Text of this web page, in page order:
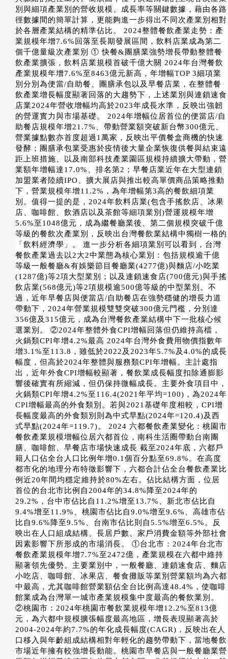
別與細項產業別的營收規模、成長率等關鍵數據，藉由各路
徑數據間的簡單計算，更能夠進一步得出不同次產業別相對
於各層產業結構的精準佔比。 2024整體餐飲產業走勢：產
業規模年增7.6%回落至長期發展區間，飲料店業成為第二
個千億量級次產業別 ① 快餐&團膳業強勢增長帶動整體餐
飲產業擴張，飲料店業規模首破千億大關 2024年台灣餐飲
產業規模年增7.6%至8463億元新高，年增幅TOP 3細項業
別分別為便當/自助餐、團膳承包以及早餐店業，在整體餐
飲產業增長幅度顯著回落的大趨勢下，上述業別與連鎖速食
店業2024年營收增幅均高於2023年成長水準，反映出強韌
的營運實力與市場基礎。 2024年增幅位居首位的便當店/自
助餐店規模年增21.7%、帶動營業額突破新台幣300億元、
營業據點數亦首度超過1萬家，反映出平價餐盒商機的快速
發酵；團膳承包業受惠於疫情後大量企業恢復供餐與結束遠
距上班措施、以及南部科技產業園區規模持續擴大帶動，營
業額年增幅達17.0%、排名第2；早餐店業近年在大型連鎖
加盟業者陸續IPO、擴大展店與推出較高單價商品策略推動
下，營業規模年增11.2%，為年增幅第3高的餐飲細項業
別。值得一提的是，2024年飲料店業(包含手搖飲店、冰果
店、咖啡館、飲酒店以及茶館等細項業別)營運規模年增
5.6%至1048億元，成為繼餐廳業後、第二個規模突破千億
等級的餐飲次產業別，反映出台灣餐飲業結構中獨樹一格的
「飲料經濟學」。 進一步分析各細項業別可以看到，台灣
餐飲產業過去以2大2中業態為核心業別：包括規模逾千億
等級一般餐廳&有娛樂節目餐廳業(4277億)與麵店/小吃業
(1287億)等2項大型業別；以及連鎖速食店(700億元)與手搖
飲店業(568億元)等2項規模逾500億等級的中型業別。不
過，近年早餐店與便當店/自助餐店在強勢穩健的增長力道
帶動下，2024年營業規模雙雙突破300億元門檻，分別達
356億及315億元，成為台灣餐飲產業結構中下一批核心候
選業別。 ②2024年整體外食CPI增幅回落但仍維持高檔，
火鍋類CPI年增4.2%最高 2024年台灣外食費用物價指數年
增3.1%至113.8，雖低於2022及2023年5.7%及4.0%的成長
幅度，但高於2024年整體與服務類CPI年增幅。主計處指
出，近年外食CPI增幅較顯著，餐飲業成長幅度扣除通膨影
響後確實有所縮減，但仍保持微幅成長。主要外食項目中，
火鍋類CPI年增4.2%至116.4(2021年平均=100)，為2024年
CPI增幅最高的外食類別。若與2021基礎年度相較，CPI增
長幅度最高的外食類別則為中式早點(2024年=120.4)及西
式早點(2024年=119.7)。 2024 六都餐飲產業變化：桃園市
餐飲產業規模增幅位居六都首位，南科生活圈帶動台南團
膳、咖啡館、早餐店市場快速成長 截至2024年底，六都戶
籍人口佔全台人口比例年增0.1個百分點至69.8%。在高度
都市化的地理分布特徵影響下，六都合計佔全台餐飲產業比
例近20年間均穩定維持於80%左右。佔比結構方面，位居
首位的台北市比例自2004年的34.8%降至2024年的
29.2%，台中市佔比自11.2%增至13.7%、新北市佔比自
9.4%增至11.9%、桃園市佔比自9.0%增至9.6%、高雄市佔
比自9.6%降至9.5%、台南市佔比則自5.5%增至6.5%。反
映出在人口組成結構、長居戶數、家戶消費金額等外部社會
因素影響下所形成的市場消長。 ①台北市：2024年台北市
餐飲產業規模年增7.7%至2472億，產業規模在六都中維持
顯著領先優勢。主要業別中，一般餐廳、連鎖速食店、麵店
小吃店、咖啡館、冰果店、餐食攤販等業別營業額均為六都
中最高，尤其咖啡館營業額佔全台比例高達48.4%，使咖啡
館業成為台灣單一城市產業規模集中度最高的餐飲業別。
②桃園市：2024年桃園市餐飲業規模年增12.2%至813億
元，為六都中規模擴張幅度最高地區，增長表現顯著高於
2004-2024年約7.7%的年化成長幅度(CAGR)，反映出在人
口移入與年齡組成結構相對年輕化的趨勢帶動下，當地餐飲
市場近年擁有較強增長動能。桃園市早餐店與一般餐廳業營